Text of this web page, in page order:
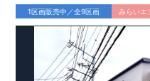
◆充実のアフターサポート◆
東栄住宅では、お引き渡し
間の品質保証を実施。
お引き渡しからが本当のお
スを外部の業者に委託せず、
東栄住宅グループ「東栄ホ
1区画販売中／全9区画 みらいエ